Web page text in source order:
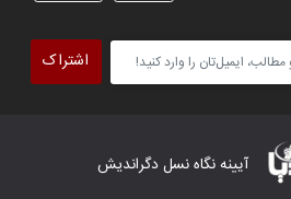
اشتراک
آیینه نگاه نسل دگراندیش